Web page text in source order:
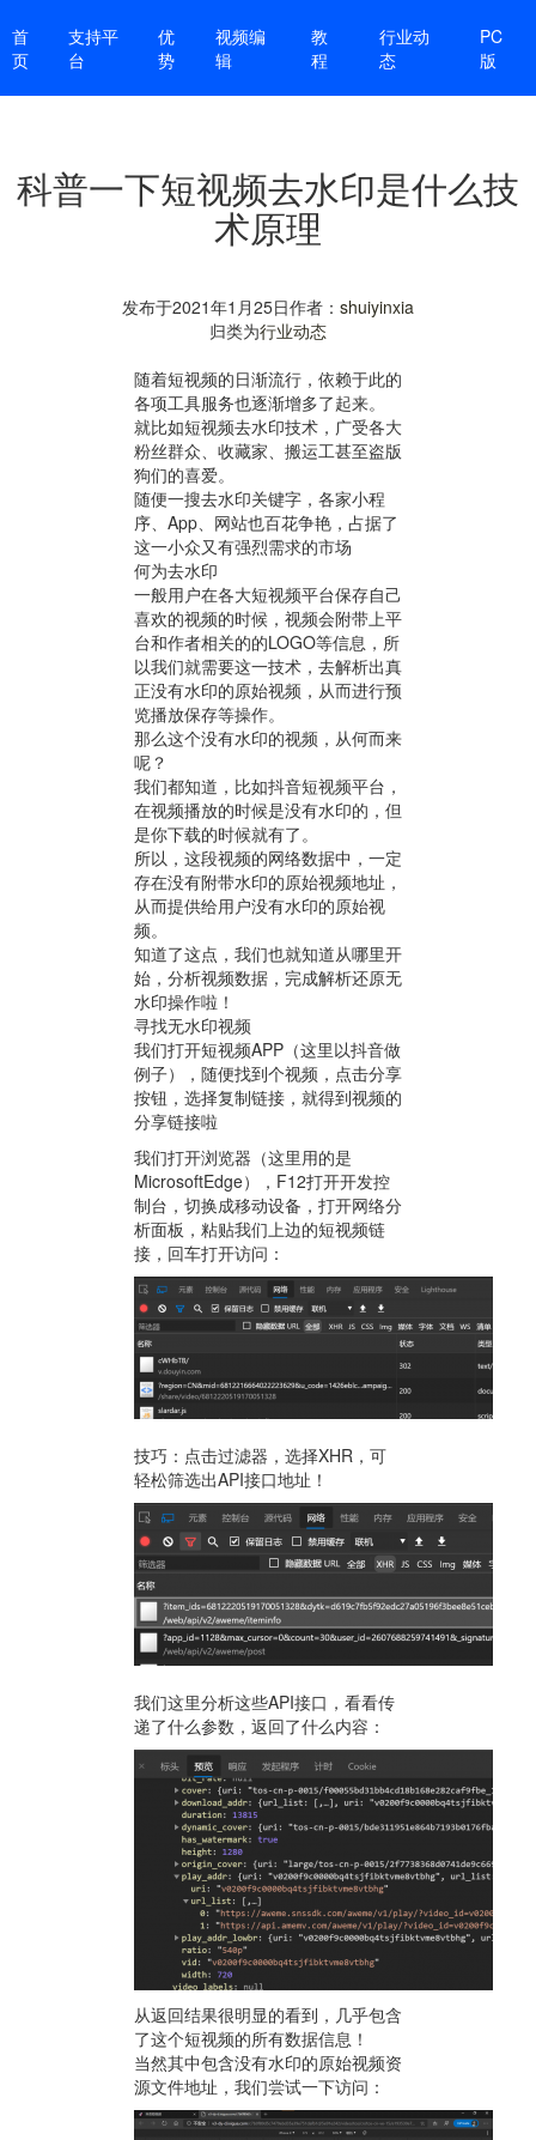
首
页
支持平
台
优
势
视频编
辑
教
程
行业动
态
PC
版
科普一下短视频去水印是什么技
术原理
发布于2021年1月25日作者： shuiyinxia
归类为行业动态
随着短视频的日渐流行，依赖于此的
各项工具服务也逐渐增多了起来。
就比如短视频去水印技术，广受各大
粉丝群众、收藏家、搬运工甚至盗版
狗们的喜爱。
随便一搜去水印关键字，各家小程
序、App、网站也百花争艳，占据了
这一小众又有强烈需求的市场
何为去水印
一般用户在各大短视频平台保存自己
喜欢的视频的时候，视频会附带上平
台和作者相关的的LOGO等信息，所
以我们就需要这一技术，去解析出真
正没有水印的原始视频，从而进行预
览播放保存等操作。
那么这个没有水印的视频，从何而来
呢？
我们都知道，比如抖音短视频平台，
在视频播放的时候是没有水印的，但
是你下载的时候就有了。
所以，这段视频的网络数据中，一定
存在没有附带水印的原始视频地址，
从而提供给用户没有水印的原始视
频。
知道了这点，我们也就知道从哪里开
始，分析视频数据，完成解析还原无
水印操作啦！
寻找无水印视频
我们打开短视频APP（这里以抖音做
例子），随便找到个视频，点击分享
按钮，选择复制链接，就得到视频的
分享链接啦
我们打开浏览器（这里用的是
MicrosoftEdge），F12打开开发控
制台，切换成移动设备，打开网络分
析面板，粘贴我们上边的短视频链
接，回车打开访问：
技巧：点击过滤器，选择XHR，可
轻松筛选出API接口地址！
我们这里分析这些API接口，看看传
递了什么参数，返回了什么内容：
从返回结果很明显的看到，几乎包含
了这个短视频的所有数据信息！
当然其中包含没有水印的原始视频资
源文件地址，我们尝试一下访问：